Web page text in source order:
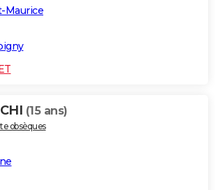
Maurice
(15 ans)
obsèques